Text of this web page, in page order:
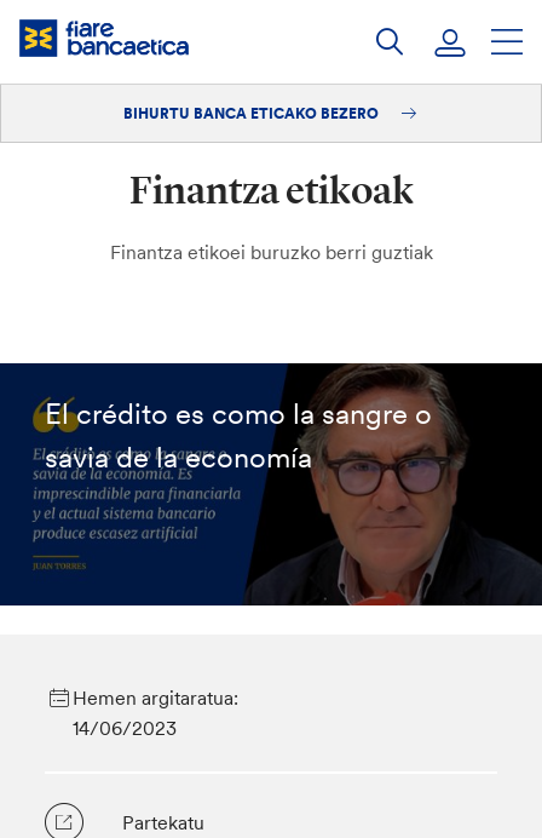
Pasatu
edukia
Bihurtu bezero
BIHURTU BANCA ETICAKO BEZERO
Finantza etikoak
Finantza etikoei buruzko berri guztiak
El crédito es como la sangre o
savia de la economía
Hemen argitaratua:
14/06/2023
Partekatu